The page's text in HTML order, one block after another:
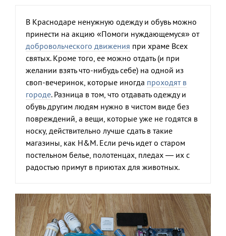
В Краснодаре ненужную одежду и обувь можно
принести на акцию «Помоги нуждающемуся» от
добровольческого движения при храме Всех
святых. Кроме того, ее можно отдать (и при
желании взять что-нибудь себе) на одной из
своп-вечеринок, которые иногда проходят в
городе. Разница в том, что отдавать одежду и
обувь другим людям нужно в чистом виде без
повреждений, а вещи, которые уже не годятся в
носку, действительно лучше сдать в такие
магазины, как H&M. Если речь идет о старом
постельном белье, полотенцах, пледах — их с
радостью примут в приютах для животных.